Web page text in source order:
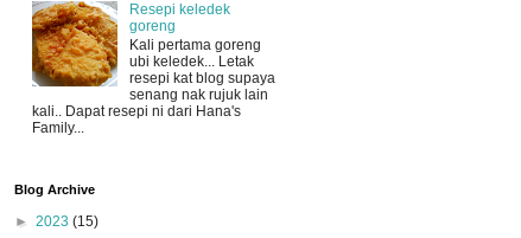
Resepi keledek
goreng
Kali pertama goreng
ubi keledek... Letak
resepi kat blog supaya
senang nak rujuk lain
kali.. Dapat resepi ni dari Hana's
Family...
Blog Archive
► 2023 (15)